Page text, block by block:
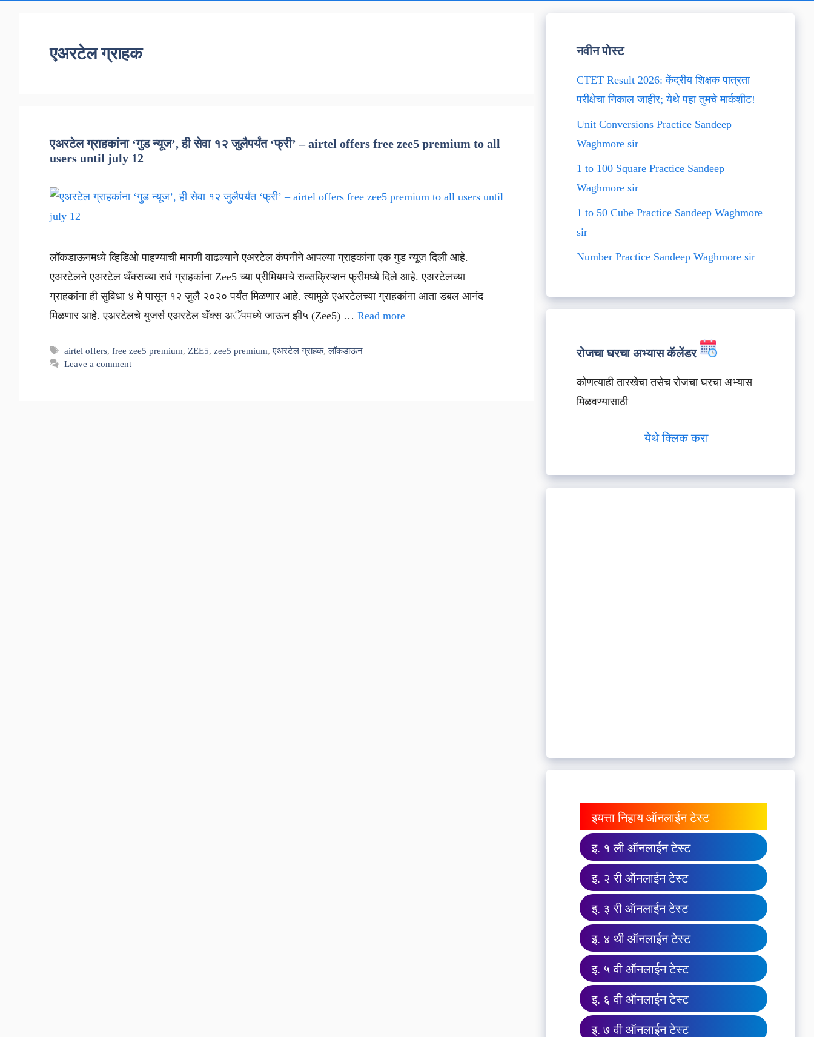
एअरटेल ग्राहक
एअरटेल ग्राहकांना ‘गुड न्यूज’, ही सेवा १२ जुलैपर्यंत ‘फ्री’ – airtel offers free zee5 premium to all
users until july 12
लॉकडाऊनमध्ये व्हिडिओ पाहण्याची मागणी वाढल्याने एअरटेल कंपनीने आपल्या ग्राहकांना एक गुड न्यूज दिली आहे.
एअरटेलने एअरटेल थँक्सच्या सर्व ग्राहकांना Zee5 च्या प्रीमियमचे सब्सक्रिप्शन फ्रीमध्ये दिले आहे. एअरटेलच्या
ग्राहकांना ही सुविधा ४ मे पासून १२ जुलै २०२० पर्यंत मिळणार आहे. त्यामुळे एअरटेलच्या ग्राहकांना आता डबल आनंद
मिळणार आहे. एअरटेलचे युजर्स एअरटेल थँक्स अॅपमध्ये जाऊन झी५ (Zee5) … Read more
Tags
airtel offers,free zee5 premium, ZEE5,zee5 premium,एअरटेल ग्राहक,लॉकडाऊन
Leave a comment
नवीन पोस्ट
CTET Result 2026: केंद्रीय शिक्षक पात्रता
परीक्षेचा निकाल जाहीर; येथे पहा तुमचे मार्कशीट!
Unit Conversions Practice Sandeep
Waghmore sir
1 to 100 Square Practice Sandeep
Waghmore sir
1 to 50 Cube Practice Sandeep Waghmore
sir
Number Practice Sandeep Waghmore sir
रोजचा घरचा अभ्यास कॅलेंडर
कोणत्याही तारखेचा तसेच रोजचा घरचा अभ्यास
मिळवण्यासाठी
येथे क्लिक करा
इयत्ता निहाय ऑनलाईन टेस्ट
इ. १ ली ऑनलाईन टेस्ट
इ. २ री ऑनलाईन टेस्ट
इ. ३ री ऑनलाईन टेस्ट
इ. ४ थी ऑनलाईन टेस्ट
इ. ५ वी ऑनलाईन टेस्ट
इ. ६ वी ऑनलाईन टेस्ट
इ. ७ वी ऑनलाईन टेस्ट